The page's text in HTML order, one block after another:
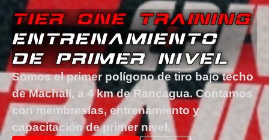
TIER ONE TRAINING
ENTRENAMIENTO
DE PRIMER NIVEL
Somos el primer polígono de tiro bajo techo
de Machalí, a 4 km de Rancagua. Contamos
con membresías, entrenamiento y
capacitación de primer nivel.